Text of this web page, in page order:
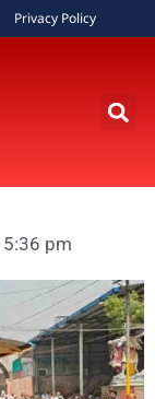
Privacy Policy
5:36 pm